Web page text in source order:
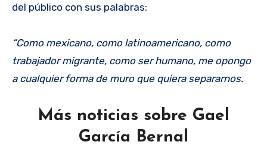
del público con sus palabras:
“Como mexicano, como latinoamericano, como
trabajador migrante, como ser humano, me opongo
a cualquier forma de muro que quiera separarnos.
Más noticias sobre Gael
García Bernal